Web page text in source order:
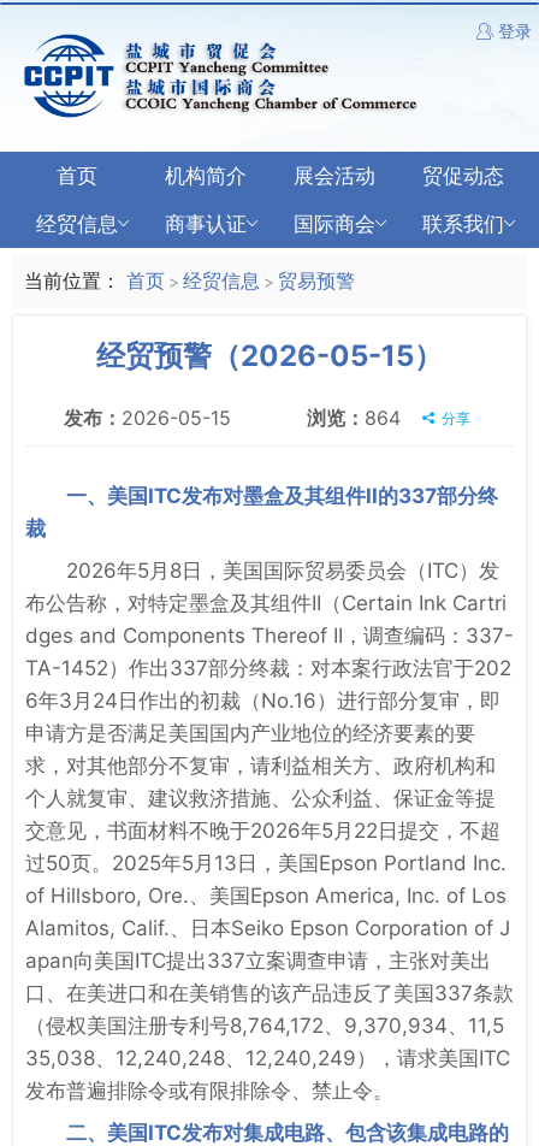
登录
首页 机构简介 展会活动
贸促动态
经贸信息
商事认证 国际商会 联系我们
当前位置： 首页 > 经贸信息 > 贸易预警
经贸预警（2026-05-15）
发布： 2026-05-15 浏览： 864 分享
一、美国ITC发布对墨盒及其组件II的337部分终
裁
2026年5月8日，美国国际贸易委员会（ITC）发
布公告称，对特定墨盒及其组件II（Certain Ink Cartri
dges and Components Thereof II，调查编码：337-
TA-1452）作出337部分终裁：对本案行政法官于202
6年3月24日作出的初裁（No.16）进行部分复审，即
申请方是否满足美国国内产业地位的经济要素的要
求，对其他部分不复审，请利益相关方、政府机构和
个人就复审、建议救济措施、公众利益、保证金等提
交意见，书面材料不晚于2026年5月22日提交，不超
过50页。2025年5月13日，美国Epson Portland Inc.
of Hillsboro, Ore.、美国Epson America, Inc. of Los
Alamitos, Calif.、日本Seiko Epson Corporation of J
apan向美国ITC提出337立案调查申请，主张对美出
口、在美进口和在美销售的该产品违反了美国337条款
（侵权美国注册专利号8,764,172、9,370,934、11,5
35,038、12,240,248、12,240,249），请求美国ITC
发布普遍排除令或有限排除令、禁止令。
二、美国ITC发布对集成电路、包含该集成电路的